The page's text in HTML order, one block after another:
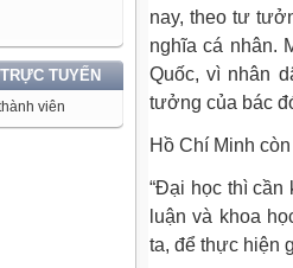
TUYẾN
viên
nay, theo tư
nghĩa cá nhân.
Quốc, vì nhân
tưởng của bác
Hồ Chí Minh
“Đại học thì
luận và khoa
ta, để thực hiện